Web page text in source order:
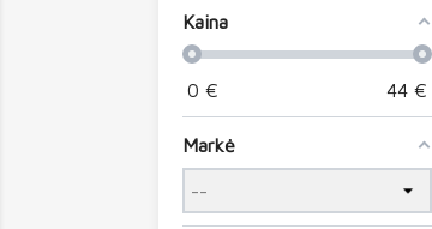
Kaina
0 € 44€
Markė